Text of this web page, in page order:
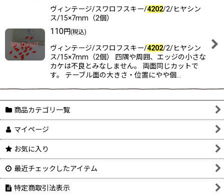
ヴィンテージ/スワロフスキー/4202/2/ヒヤシン
ス/15×7mm（2個）
110円(税込)
ヴィンテージ/スワロフスキー/4202/2/ヒヤシン
ス/15×7mm（2個） 四隅や周囲、エッジの小さな
カケは不良とみなしません。 両面同じカットで
す。 テーブル面の大きさ・位置にやや個…
商品カテゴリ一覧
マイページ
お気に入り
最近チェックしたアイテム
特定商取引法表示